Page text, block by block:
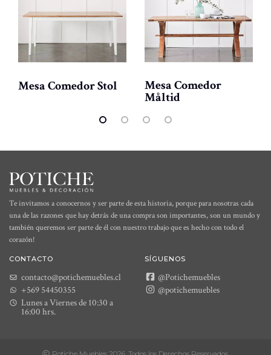
Mesa Comedor Stol Mesa Comedor
Måltid
Te invitamos a conocernos y ser parte de esta historia, porque para nosotras cada
una de las razones que hay detrás de una compra son importantes, son un mundo y
también queremos ser parte de él con nuestro trabajo que es hecho con todo el
corazón!
CONTACTO
contacto@potichemuebles.cl
+569 54450355
Lunes a Viernes de 10:30 a
16:00 hrs.
SÍGUENOS
@Potichemuebles
@potichemuebles